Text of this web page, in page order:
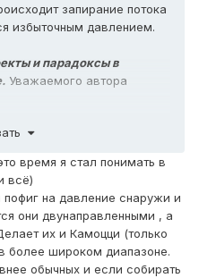
запирание потока
избыточным давлением.
и парадоксы в
Уважаемого автора
время я стал понимать в
всё)
пофиг на давление снаружи и
они двунаправленными , а
их и Камоцци (только
более широком диапазоне.
обычных и если собирать